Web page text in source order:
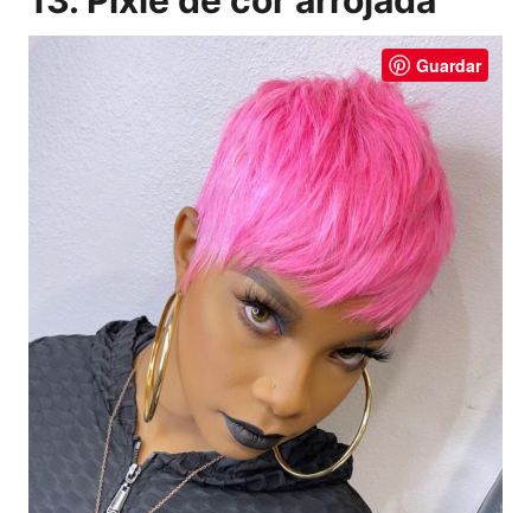
Guardar